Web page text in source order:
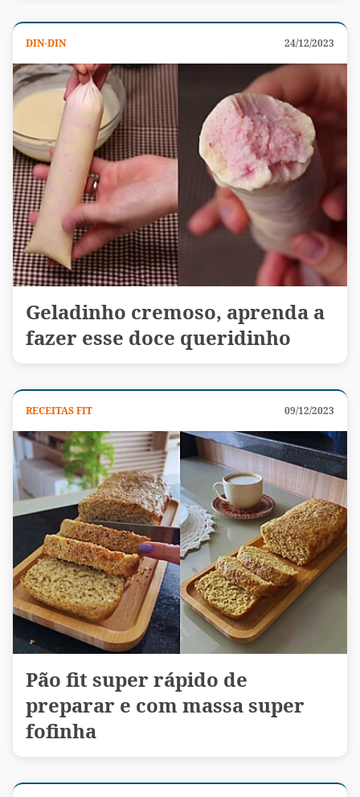
DIN-DIN 24/12/2023
Geladinho cremoso, aprenda a
fazer esse doce queridinho
RECEITAS FIT 09/12/2023
Pão fit super rápido de
preparar e com massa super
fofinha